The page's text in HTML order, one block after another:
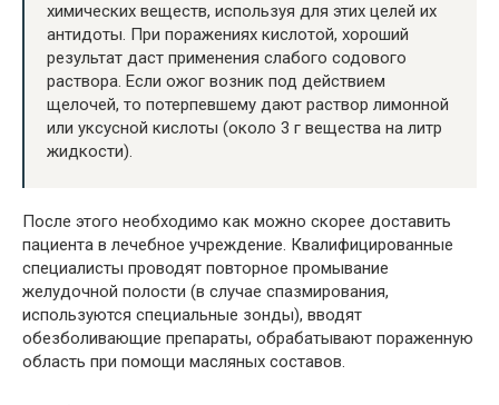
химических веществ, используя для этих целей их
антидоты. При поражениях кислотой, хороший
результат даст применения слабого содового
раствора. Если ожог возник под действием
щелочей, то потерпевшему дают раствор лимонной
или уксусной кислоты (около 3 г вещества на литр
жидкости).
После этого необходимо как можно скорее доставить
пациента в лечебное учреждение. Квалифицированные
специалисты проводят повторное промывание
желудочной полости (в случае спазмирования,
используются специальные зонды), вводят
обезболивающие препараты, обрабатывают пораженную
область при помощи масляных составов.